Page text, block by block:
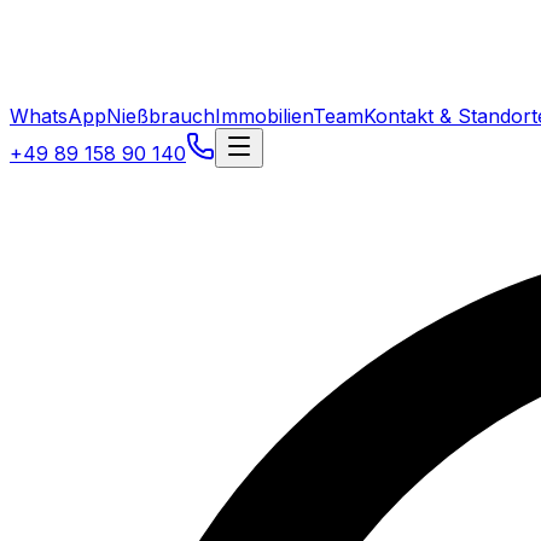
WhatsAppNießbrauchImmobilienTeamKontakt &
+49 89 158 90 140